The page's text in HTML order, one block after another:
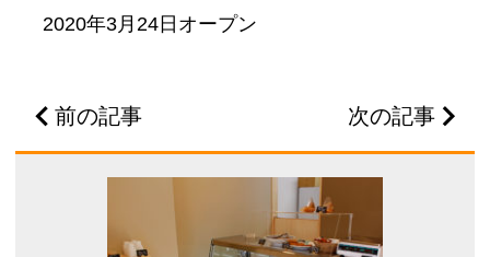
2020年3月24日オープン
前の記事 次の記事